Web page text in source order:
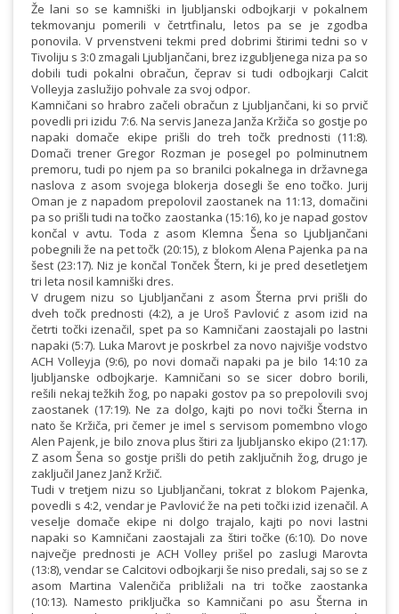
Že lani so se kamniški in ljubljanski odbojkarji v pokalnem
tekmovanju pomerili v četrtfinalu, letos pa se je zgodba
ponovila. V prvenstveni tekmi pred dobrimi štirimi tedni so v
Tivoliju s 3:0 zmagali Ljubljančani, brez izgubljenega niza pa so
dobili tudi pokalni obračun, čeprav si tudi odbojkarji Calcit
Volleyja zaslužijo pohvale za svoj odpor.
Kamničani so hrabro začeli obračun z Ljubljančani, ki so prvič
povedli pri izidu 7:6. Na servis Janeza Janža Kržiča so gostje po
napaki domače ekipe prišli do treh točk prednosti (11:8).
Domači trener Gregor Rozman je posegel po polminutnem
premoru, tudi po njem pa so branilci pokalnega in državnega
naslova z asom svojega blokerja dosegli še eno točko. Jurij
Oman je z napadom prepolovil zaostanek na 11:13, domačini
pa so prišli tudi na točko zaostanka (15:16), ko je napad gostov
končal v avtu. Toda z asom Klemna Šena so Ljubljančani
pobegnili že na pet točk (20:15), z blokom Alena Pajenka pa na
šest (23:17). Niz je končal Tonček Štern, ki je pred desetletjem
tri leta nosil kamniški dres.
V drugem nizu so Ljubljančani z asom Šterna prvi prišli do
dveh točk prednosti (4:2), a je Uroš Pavlović z asom izid na
četrti točki izenačil, spet pa so Kamničani zaostajali po lastni
napaki (5:7). Luka Marovt je poskrbel za novo najvišje vodstvo
ACH Volleyja (9:6), po novi domači napaki pa je bilo 14:10 za
ljubljanske odbojkarje. Kamničani so se sicer dobro borili,
rešili nekaj težkih žog, po napaki gostov pa so prepolovili svoj
zaostanek (17:19). Ne za dolgo, kajti po novi točki Šterna in
nato še Kržiča, pri čemer je imel s servisom pomembno vlogo
Alen Pajenk, je bilo znova plus štiri za ljubljansko ekipo (21:17).
Z asom Šena so gostje prišli do petih zaključnih žog, drugo je
zaključil Janez Janž Kržič.
Tudi v tretjem nizu so Ljubljančani, tokrat z blokom Pajenka,
povedli s 4:2, vendar je Pavlović že na peti točki izid izenačil. A
veselje domače ekipe ni dolgo trajalo, kajti po novi lastni
napaki so Kamničani zaostajali za štiri točke (6:10). Do nove
največje prednosti je ACH Volley prišel po zaslugi Marovta
(13:8), vendar se Calcitovi odbojkarji še niso predali, saj so se z
asom Martina Valenčiča približali na tri točke zaostanka
(10:13). Namesto priključka so Kamničani po asu Šterna in